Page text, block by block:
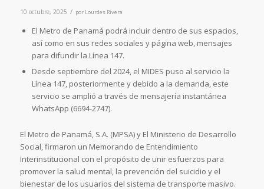
10 octubre, 2025 / por Lourdes Rivera
El Metro de Panamá podrá incluir dentro de sus espacios,
así como en sus redes sociales y página web, mensajes
para difundir la Línea 147.
Desde septiembre del 2024, el MIDES puso al servicio la
Línea 147, posteriormente y debido a la demanda, este
servicio se amplió a través de mensajería instantánea
WhatsApp (6694-2747).
El Metro de Panamá, S.A. (MPSA) y El Ministerio de Desarrollo
Social, firmaron un Memorando de Entendimiento
Interinstitucional con el propósito de unir esfuerzos para
promover la salud mental, la prevención del suicidio y el
bienestar de los usuarios del sistema de transporte masivo.